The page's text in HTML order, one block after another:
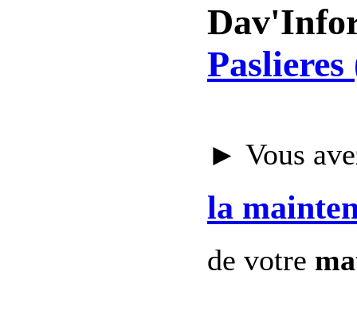
Paslieres
► Vous
la
de votre